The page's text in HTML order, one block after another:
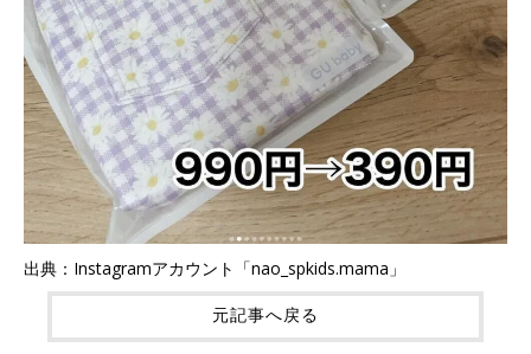
出典：Instagramアカウント「nao_spkids.mama」
元記事へ戻る